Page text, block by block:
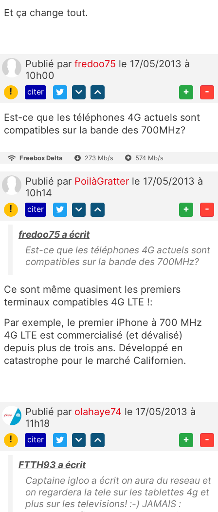
Et ça change tout.
Publié par fredoo75 le 17/05/2013 à
10h00
!
citer + -
Est-ce que les téléphones 4G actuels sont
compatibles sur la bande des 700MHz?
Freebox Delta 273 Mb/s 574 Mb/s
Publié par PoilàGratter le 17/05/2013 à
10h14
!
citer + -
fredoo75 a écrit
Est-ce que les téléphones 4G actuels sont
compatibles sur la bande des 700MHz?
Ce sont même quasiment les premiers
terminaux compatibles 4G LTE !:
Par exemple, le premier iPhone à 700 MHz
4G LTE est commercialisé (et dévalisé)
depuis plus de trois ans. Développé en
catastrophe pour le marché Californien.
Publié par olahaye74 le 17/05/2013 à
11h18
!
citer + -
FTTH93 a écrit
Captaine igloo a écrit on aura du reseau et
on regardera la tele sur les tablettes 4g et
plus sur les televisions! :-) JAMAIS :